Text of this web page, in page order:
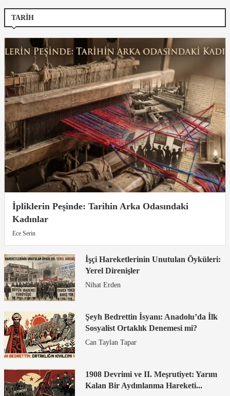
TARIH
İpliklerin Peşinde: Tarihin Arka Odasındaki
Kadınlar
Ece Serin
İşçi Hareketlerinin Unutulan Öyküleri:
Yerel Direnişler
Nihat Erden
Şeyh Bedrettin İsyanı: Anadolu’da İlk
Sosyalist Ortaklık Denemesi mi?
Can Taylan Tapar
1908 Devrimi ve II. Meşrutiyet: Yarım
Kalan Bir Aydınlanma Hareketi...